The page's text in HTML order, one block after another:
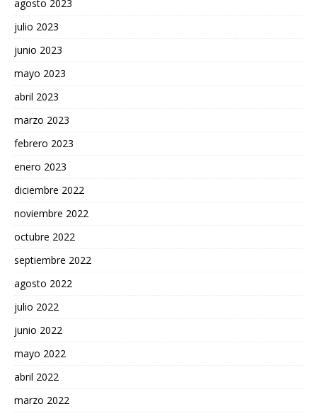
agosto 2023
julio 2023
junio 2023
mayo 2023
abril 2023
marzo 2023
febrero 2023
enero 2023
diciembre 2022
noviembre 2022
octubre 2022
septiembre 2022
agosto 2022
julio 2022
junio 2022
mayo 2022
abril 2022
marzo 2022